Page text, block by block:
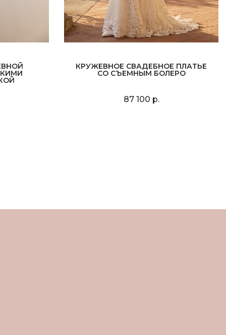
КРУЖЕВНОЕ СВАДЕБНОЕ ПЛАТЬЕ
СО СЪЕМНЫМ БОЛЕРО
87 100 р.